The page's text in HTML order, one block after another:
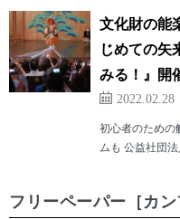
文化財の能
じめての矢
みる！』
2022.02.28
初心者のための
ムも 公益社団
フリーペーパー［カン